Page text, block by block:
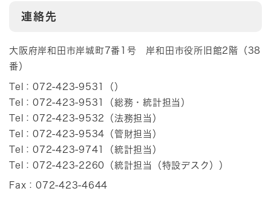
連絡先
大阪府岸和田市岸城町7番1号 岸和田市役所旧館2階（38
番）
Tel：072-423-9531 （ ）
Tel：072-423-9531
（総務・統計担当 ）
Tel：072-423-9532
（ 法務担当 ）
Tel：072-423-9534 （ 管財担当 ）
Tel：072-423-9741
（統計担当 ）
Tel：072-423-2260
（統計担当（特設デスク） ）
Fax：072-423-4644